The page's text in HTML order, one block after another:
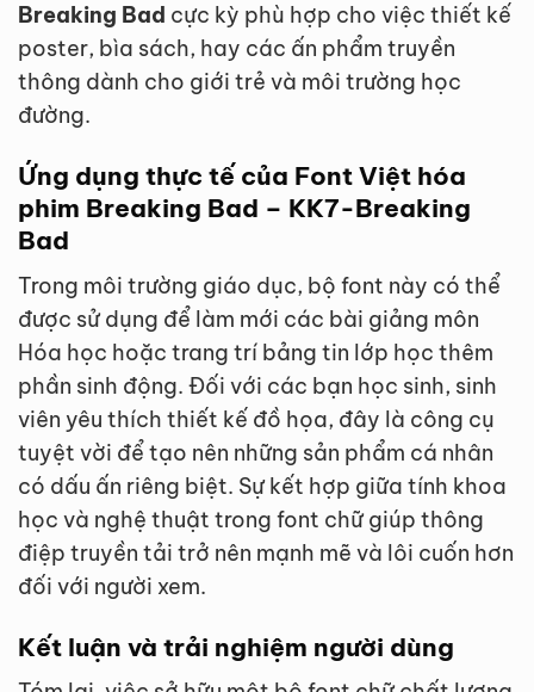
Breaking Bad cực kỳ phù hợp cho việc thiết kế
poster, bìa sách, hay các ấn phẩm truyền
thông dành cho giới trẻ và môi trường học
đường.
Ứng dụng thực tế của Font Việt hóa
phim Breaking Bad – KK7-Breaking
Bad
Trong môi trường giáo dục, bộ font này có thể
được sử dụng để làm mới các bài giảng môn
Hóa học hoặc trang trí bảng tin lớp học thêm
phần sinh động. Đối với các bạn học sinh, sinh
viên yêu thích thiết kế đồ họa, đây là công cụ
tuyệt vời để tạo nên những sản phẩm cá nhân
có dấu ấn riêng biệt. Sự kết hợp giữa tính khoa
học và nghệ thuật trong font chữ giúp thông
điệp truyền tải trở nên mạnh mẽ và lôi cuốn hơn
đối với người xem.
Kết luận và trải nghiệm người dùng